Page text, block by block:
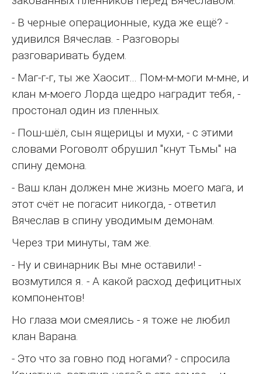
- В черные операционные, куда же ещё? -
удивился Вячеслав. - Разговоры
разговаривать будем.
- Маг-г-г, ты же Хаосит... Пом-м-моги м-мне, и
клан м-моего Лорда щедро наградит тебя, -
простонал один из пленных.
- Пош-шёл, сын ящерицы и мухи, - с этими
словами Роговолт обрушил "кнут Тьмы" на
спину демона.
- Ваш клан должен мне жизнь моего мага, и
этот счёт не погасит никогда, - ответил
Вячеслав в спину уводимым демонам.
Через три минуты, там же.
- Ну и свинарник Вы мне оставили! -
возмутился я. - А какой расход дефицитных
компонентов!
Но глаза мои смеялись - я тоже не любил
клан Варана.
- Это что за говно под ногами? - спросила